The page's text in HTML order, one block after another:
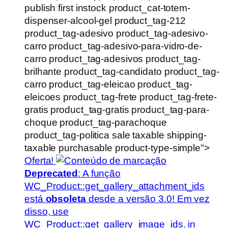
publish first instock product_cat-totem-
dispenser-alcool-gel product_tag-212
product_tag-adesivo product_tag-adesivo-
carro product_tag-adesivo-para-vidro-de-
carro product_tag-adesivos product_tag-
brilhante product_tag-candidato product_tag-
carro product_tag-eleicao product_tag-
eleicoes product_tag-frete product_tag-frete-
gratis product_tag-gratis product_tag-para-
choque product_tag-parachoque
product_tag-politica sale taxable shipping-
taxable purchasable product-type-simple">
Oferta!
Deprecated: A função
WC_Product::get_gallery_attachment_ids
está obsoletadesde a versão 3.0! Em vez
disso, use
WC_Product::get_gallery_image_ids. in